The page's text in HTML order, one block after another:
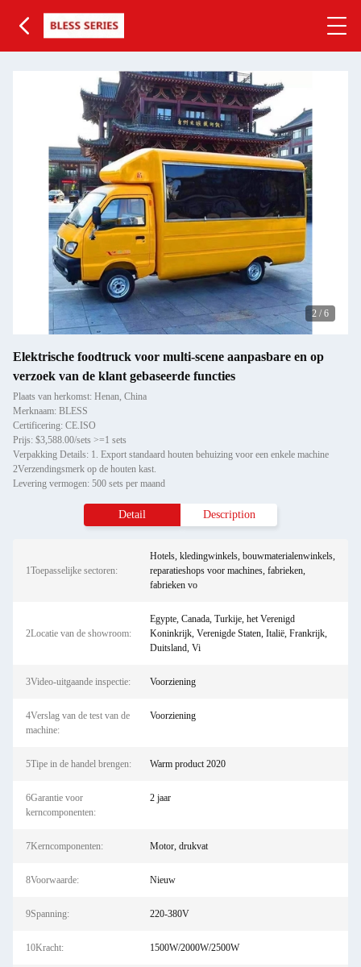
2 / 6
Elektrische foodtruck voor multi-scene aanpasbare en op
verzoek van de klant gebaseerde functies
Plaats van herkomst: Henan, China
Merknaam: BLESS
Certificering: CE.ISO
Prijs: $3,588.00/sets >=1 sets
Verpakking Details: 1. Export standaard houten behuizing voor een enkele machine
2Verzendingsmerk op de houten kast.
Levering vermogen: 500 sets per maand
Detail Description
1Toepasselijke sectoren:
Hotels, kledingwinkels, bouwmaterialenwinkels,
reparatieshops voor machines, fabrieken,
fabrieken vo
2Locatie van de showroom:
Egypte, Canada, Turkije, het Verenigd
Koninkrijk, Verenigde Staten, Italië, Frankrijk,
Duitsland, Vi
3Video-uitgaande inspectie: Voorziening
4Verslag van de test van de
machine:
Voorziening
5Tipe in de handel brengen: Warm product 2020
6Garantie voor
kerncomponenten:
2 jaar
7Kerncomponenten: Motor, drukvat
8Voorwaarde: Nieuw
9Spanning: 220-380V
10Kracht: 1500W/2000W/2500W